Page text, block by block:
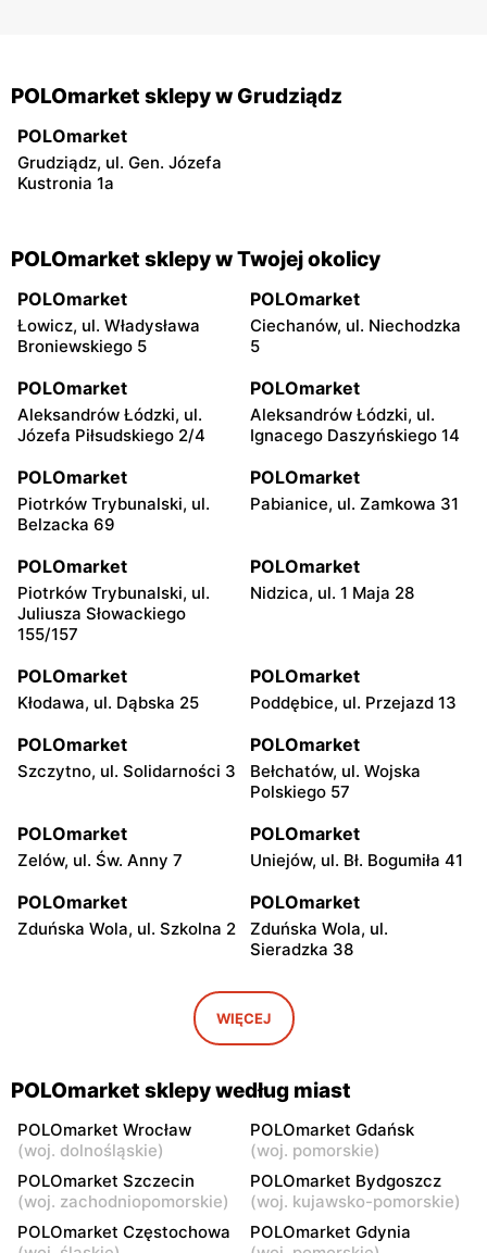
POLOmarket sklepy w Grudziądz
POLOmarket
Grudziądz, ul. Gen. Józefa
Kustronia 1a
POLOmarket sklepy w Twojej okolicy
POLOmarket
Łowicz, ul. Władysława
Broniewskiego 5
POLOmarket
Ciechanów, ul. Niechodzka
5
POLOmarket
Aleksandrów Łódzki, ul.
Józefa Piłsudskiego 2/4
POLOmarket
Aleksandrów Łódzki, ul.
Ignacego Daszyńskiego 14
POLOmarket
Piotrków Trybunalski, ul.
Belzacka 69
POLOmarket
Pabianice, ul. Zamkowa 31
POLOmarket
Piotrków Trybunalski, ul.
Juliusza Słowackiego
155/157
POLOmarket
Nidzica, ul. 1 Maja 28
POLOmarket
Kłodawa, ul. Dąbska 25
POLOmarket
Poddębice, ul. Przejazd 13
POLOmarket
Szczytno, ul. Solidarności 3
POLOmarket
Bełchatów, ul. Wojska
Polskiego 57
POLOmarket
Zelów, ul. Św. Anny 7
POLOmarket
Uniejów, ul. Bł. Bogumiła 41
POLOmarket
Zduńska Wola, ul. Szkolna 2
POLOmarket
Zduńska Wola, ul.
Sieradzka 38
POLOmarket
Czernikowo, ul. Mikołaja
Reja 22
POLOmarket
Koło, ul. Niezłomnych 12
POLOmarket
Koło, ul. Blizna 26
POLOmarket
Kurzętnik, ul. Henryka
Sienkiewicza 3
POLOmarket
Kleszczów, ul. Grzybowa 1
POLOmarket POLOmarket
WIĘCEJ
POLOmarket sklepy według miast
POLOmarket Wrocław
(woj. dolnośląskie)
POLOmarket Gdańsk
(woj. pomorskie)
POLOmarket Szczecin
(woj. zachodniopomorskie)
POLOmarket Bydgoszcz
(woj. kujawsko-pomorskie)
POLOmarket Częstochowa
POLOmarket Gdynia